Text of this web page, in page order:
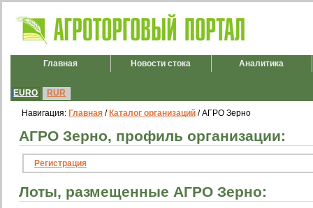
Главная Новости стока Аналитика
EURO RUR
Навигация: Главная / Каталог организаций / АГРО Зерно
АГРО Зерно, профиль организации:
Регистрация
Лоты, размещенные АГРО Зерно: